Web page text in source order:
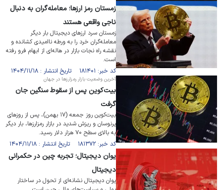
زمستان رمز ارزها؛ معامله‌گران به دنبال
ناجی واقعی هستند
زمستان سرد ارز‌های دیجیتال بار دیگر
معامله‌گران خرد را به ورطه ناامیدی کشانده و
نقشه راه نجات بازار در هاله‌ای از ابهام فرو رفته
است.
کد خبر: ۱۸۱۴۰۱ تاریخ انتشار : ۱۴۰۴/۱۱/۱۸
آخرین وضعیت بازار رمزارز‌ها در جهان
بیت‌کوین پس از سقوط سنگین جان
گرفت
بیت‌کوین روز جمعه (۱۷ بهمن)، پس از روز‌های
پرنوسان و ریزش شدید در بازار رمزارزها، بار دیگر
به بالای سطح ۷۰ هزار دلار رسید.
کد خبر: ۱۸۱۳۷۲ تاریخ انتشار : ۱۴۰۴/۱۱/۱۸
یوان دیجیتال؛ تجربه چین در حکمرانی
دیجیتال
یوان دیجیتال نشانه‌ای از تحول در ساختار